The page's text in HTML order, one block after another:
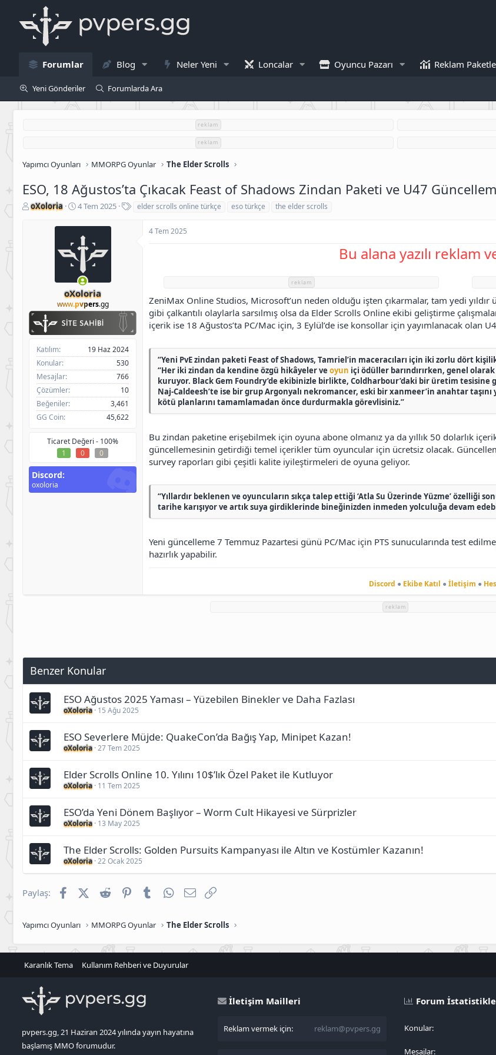
Forumlar Blog Neler Yeni Loncalar Oyuncu Pazarı Reklam
Yeni Gönderiler Forumlarda Ara
reklam
reklam
Yapımcı Oyunları MMORPG Oyunlar The Elder Scrolls
ESO, 18 Ağustos’ta Çıkacak Feast of Shadows Zindan Paketi ve U47
K
oXoloria
B
ş
a
n
g
ı
ç
t
a
i
i
4 Tem 2025 elder scrolls online türkçe eso türkçe the elder scrolls
oXoloria
www.pvpers.gg
Katılım
19 Haz 2024
Konular
530
Mesajlar
766
Çözümler
10
Beğeniler
3,461
GG Coin
45,622
Ticaret Değeri - 100%
1
0 0
Discord
oxoloria
4 Tem 2025
Bu alana yazılı reklam
reklam
ZeniMax Online Studios, Microsoft’un neden olduğu işten çıkarmalar, tam yedi yıldır
gibi çalkantılı olaylarla sarsılmış olsa da Elder Scrolls Online ekibi geliştirme
içerik ise 18 Ağustos’ta PC/Mac için, 3 Eylül’de ise konsollar için yayımlanacak
“Yeni PvE zindan paketi Feast of Shadows, Tamriel’in maceracıları için iki zorlu dört
“Her iki zindan da kendine özgü hikâyeler ve oyun içi ödüller barındırırken, genel
kuruyor. Black Gem Foundry’de ekibinizle birlikte, Coldharbour’daki bir üretim tesisine
Naj-Caldeesh’te ise bir grup Argonyalı nekromancer, eski bir xanmeer’in anahtar
kötü planlarını tamamlamadan önce durdurmakla görevlisiniz.”
Bu zindan paketine erişebilmek için oyuna abone olmanız ya da yıllık 50 dolarlık
güncellemesinin getirdiği temel içerikler tüm oyuncular için ücretsiz olacak.
survey raporları gibi çeşitli kalite iyileştirmeleri de oyuna geliyor.
“Yıllardır beklenen ve oyuncuların sıkça talep ettiği ‘Atla Su Üzerinde Yüzme’ özelliği
tarihe karışıyor ve artık suya girdiklerinde bineğinizden inmeden yolculuğa devam
Yeni güncelleme 7 Temmuz Pazartesi günü PC/Mac için PTS sunucularında test
hazırlık yapabilir.
Discord ● Ekibe Katıl ● İletişim ●
reklam
Benzer Konular
ESO Ağustos 2025 Yaması – Yüzebilen Binekler ve Daha Fazlası
oXoloria 15 Ağu 2025
ESO Severlere Müjde: QuakeCon’da Bağış Yap, Minipet Kazan!
oXoloria 27 Tem 2025
Elder Scrolls Online 10. Yılını 10$’lık Özel Paket ile Kutluyor
oXoloria 11 Tem 2025
ESO’da Yeni Dönem Başlıyor – Worm Cult Hikayesi ve Sürprizler
oXoloria 13 May 2025
The Elder Scrolls: Golden Pursuits Kampanyası ile Altın ve Kostümler Kazanın!
oXoloria 22 Ocak 2025
Paylaş: FacebookX (Twitter)
Reddit PinterestTumblr WhatsApp
E-posta
Yapımcı Oyunları MMORPG Oyunlar The Elder Scrolls
Karanlık Tema Kullanım Rehberi ve Duyurular
pvpers.gg, 21 Haziran 2024 yılında yayın hayatına
başlamış MMO forumudur.
İletişim Mailleri
Reklam vermek için: reklam@pvpers.gg
Forum
Konular
Mesajlar